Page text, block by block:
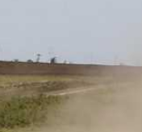
включая
по производству
трассы, по